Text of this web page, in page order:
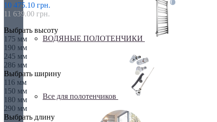
ВОДЯНЫЕ ПОЛОТЕНЧИКИ
Все для полотенчиков
10 475.10 грн.
11 639.00 грн.
Выбрать высоту
175 мм
190 мм
245 мм
286 мм
Выбрать ширину
116 мм
150 мм
180 мм
290 мм
Выбрать длину